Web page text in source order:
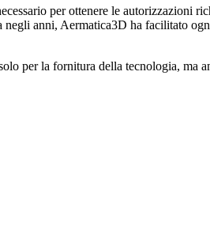
per ottenere le autorizzazioni
anni, Aermatica3D ha facilitato
per la fornitura della tecnologia, ma